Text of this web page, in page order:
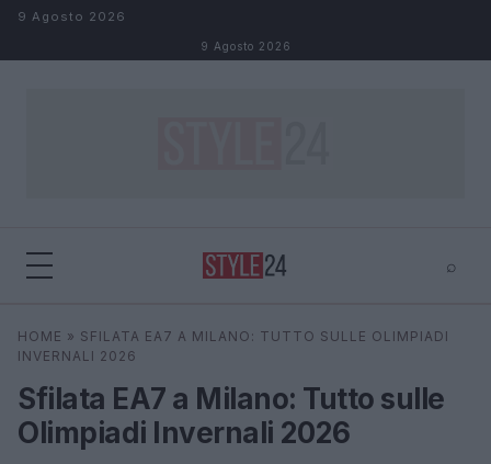
Salta al contenuto
9 Agosto 2026
9 Agosto 2026
⌕
Cerca ⌕ ×
HOME » SFILATA EA7 A MILANO: TUTTO SULLE OLIMPIADI
INVERNALI 2026
Sfilata EA7 a Milano: Tutto sulle
Olimpiadi Invernali 2026